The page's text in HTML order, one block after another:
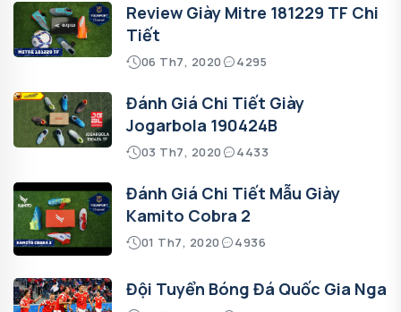
Review Giày Mitre 181229 TF Chi
Tiết
06 Th7, 2020 4295
Đánh Giá Chi Tiết Giày
Jogarbola 190424B
03 Th7, 2020 4433
Đánh Giá Chi Tiết Mẫu Giày
Kamito Cobra 2
01 Th7, 2020 4936
Đội Tuyển Bóng Đá Quốc Gia Nga